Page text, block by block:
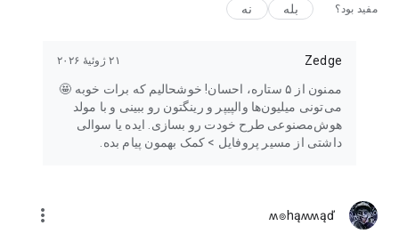
چرا Zedge™؟
• دسترسی به محتوا از سازندگان برتر - از نوازندگان برتر در سراسر
جهان گرفته تا هنرمندان محلی
سراسر جهان بپیوندید و سفر هنری خود را همین امروز آغاز کنید!
کنید
• با یک ورود ساده به آهنگ‌های زنگ و پس‌زمینه‌های خود در همه
مفید بود؟ بله نه
Zedge ۲۱ ژوئیهٔ ۲۰۲۶
ممنون از ۵ ستاره، احسان! خوشحالیم که برات خوبه 🤩
می‌تونی میلیون‌ها والپیپر و رینگتون رو ببینی و با مولد
هوش‌مصنوعی طرح خودت رو بسازی. ایده یا سوالی
داشتی از مسیر پروفایل > کمک بهمون پیام بده.
ʍ๏hąʍʍąď
more_vert